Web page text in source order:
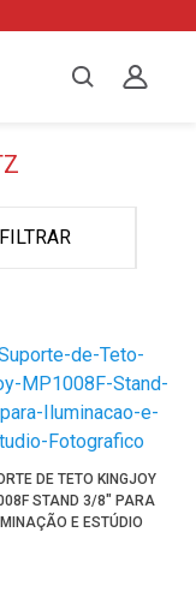
FILTRAR
DE TETO KINGJOY
STAND 3/8" PARA
E ESTÚDIO